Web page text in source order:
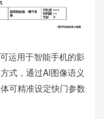
运用于智能手机的影
式，通过AI图像语义
可精准设定快门参数